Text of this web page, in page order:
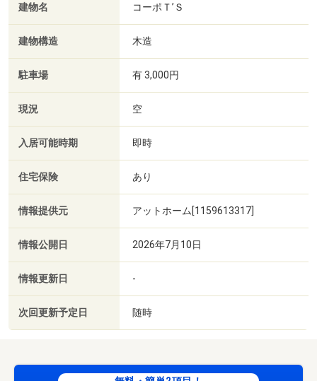
建物名 コーポＴ’Ｓ
建物構造 木造
駐車場 有 3,000円
現況 空
入居可能時期 即時
住宅保険 あり
情報提供元 アットホーム[1159613317]
情報公開日 2026年7月10日
情報更新日 -
次回更新予定日 随時